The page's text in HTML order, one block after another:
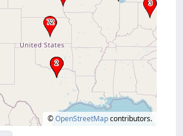
©OpenStreetMapcontributors.